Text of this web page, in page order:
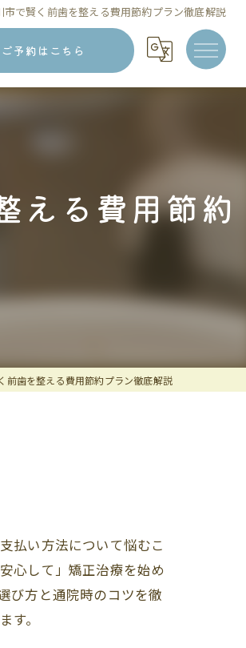
で賢く前歯を整える費用節約プラン徹底解説
ご予約はこちら
える費用節約
前歯を整える費用節約プラン徹底解説
払い方法について悩むこ
心して」矯正治療を始め
び方と通院時のコツを徹
。